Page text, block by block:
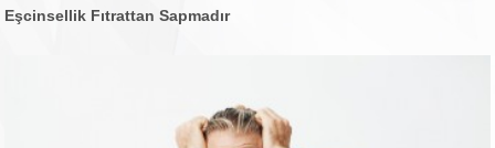
Eşcinsellik Fıtrattan Sapmadır